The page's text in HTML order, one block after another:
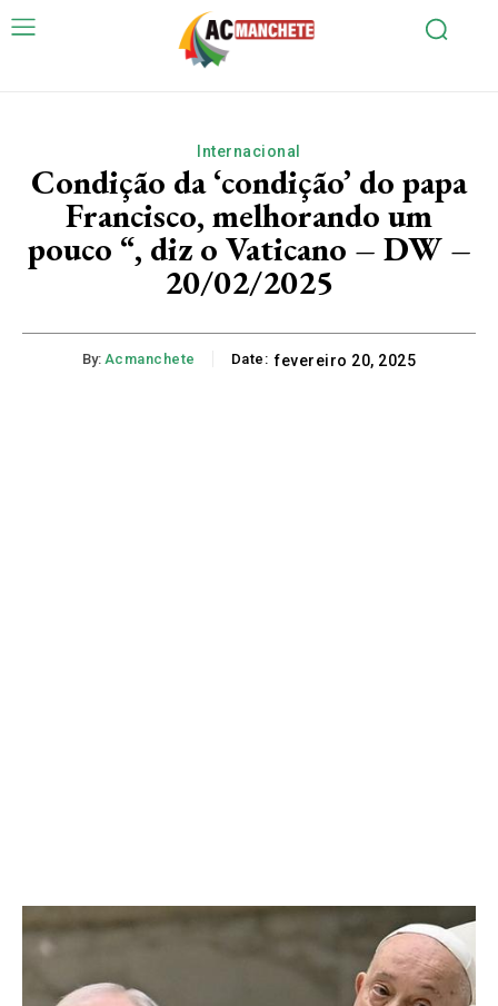
Internacional
Condição da ‘condição’ do papa
Francisco, melhorando um
pouco “, diz o Vaticano – DW –
20/02/2025
By: Acmanchete Date: fevereiro 20, 2025